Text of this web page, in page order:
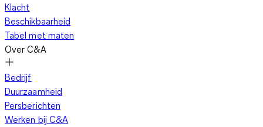
Klacht
Beschikbaarheid
Tabel met maten
Over C&A
Bedrijf
Duurzaamheid
Persberichten
Werken bij C&A